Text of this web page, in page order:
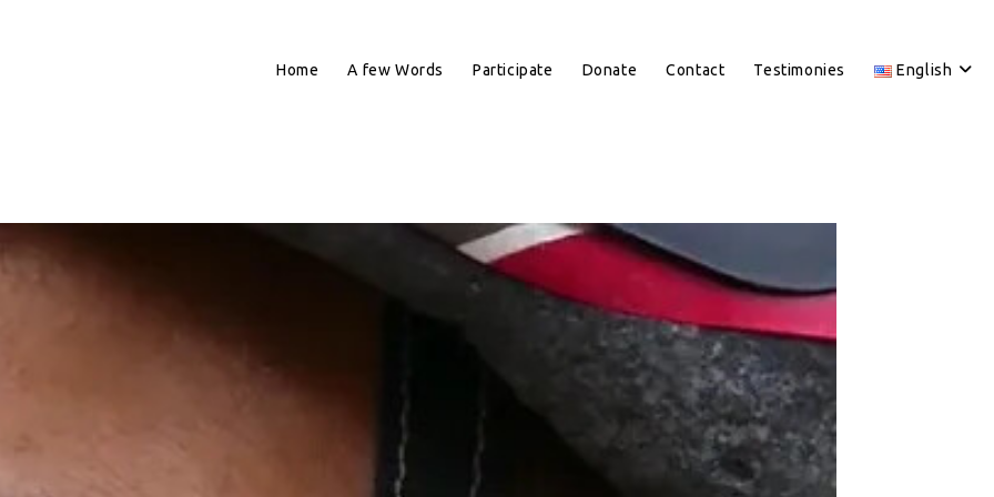
Home A few Words Participate Donate Contact Testimonies English